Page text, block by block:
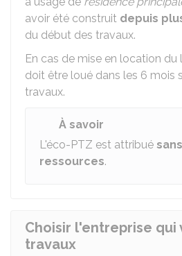
avoir été construit depuis
du début des travaux.
En cas de mise en location
doit être loué dans les 6 mois
travaux.
À savoir
L'éco-PTZ est attribué
ressources.
Choisir l'entreprise qui
travaux